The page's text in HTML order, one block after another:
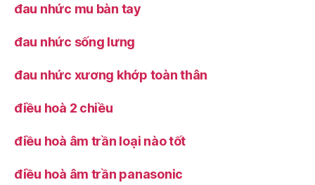
đau nhức mu bàn tay
đau nhức sống lưng
đau nhức xương khớp toàn thân
điều hoà 2 chiều
điều hoà âm trần loại nào tốt
điều hoà âm trần panasonic